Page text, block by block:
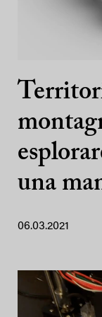
una
06.03.2021